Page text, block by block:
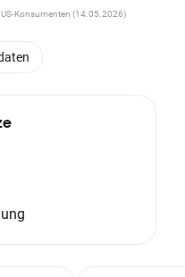
Konsumenten (14.05.2026)